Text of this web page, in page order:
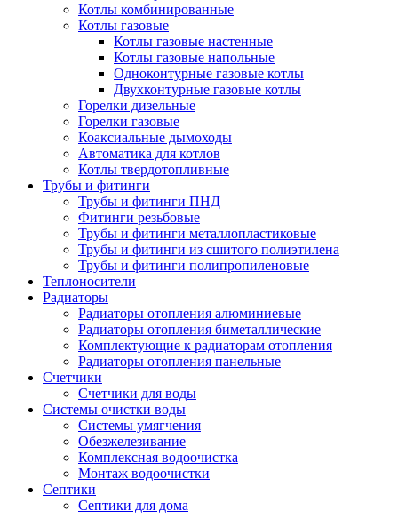
Котлы комбинированные
Котлы газовые
Котлы газовые настенные
Котлы газовые напольные
Одноконтурные газовые котлы
Двухконтурные газовые котлы
Горелки дизельные
Горелки газовые
Коаксиальные дымоходы
Автоматика для котлов
Котлы твердотопливные
Трубы и фитинги
Трубы и фитинги ПНД
Фитинги резьбовые
Трубы и фитинги металлопластиковые
Трубы и фитинги из сшитого полиэтилена
Трубы и фитинги полипропиленовые
Теплоносители
Радиаторы
Радиаторы отопления алюминиевые
Радиаторы отопления биметаллические
Комплектующие к радиаторам отопления
Радиаторы отопления панельные
Cчетчики
Счетчики для воды
Системы очистки воды
Системы умягчения
Обезжелезивание
Комплексная водоочистка
Монтаж водоочистки
Септики
Септики для дома